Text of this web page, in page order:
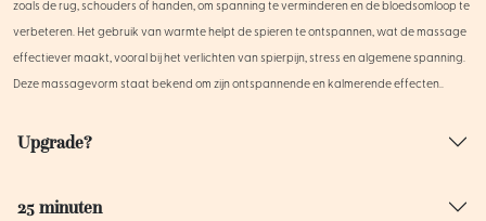
zoals de rug, schouders of handen, om spanning te verminderen en de bloedsomloop te
verbeteren. Het gebruik van warmte helpt de spieren te ontspannen, wat de massage
effectiever maakt, vooral bij het verlichten van spierpijn, stress en algemene spanning.
Deze massagevorm staat bekend om zijn ontspannende en kalmerende effecten..
Upgrade?
25 minuten